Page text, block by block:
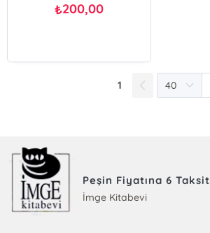
₺200,00
1
Peşin Fiyatına 6 Taksit
İmge Kitabevi